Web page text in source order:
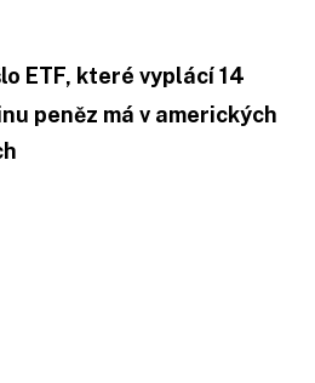
ETF, které vyplácí 14
peněz má v amerických